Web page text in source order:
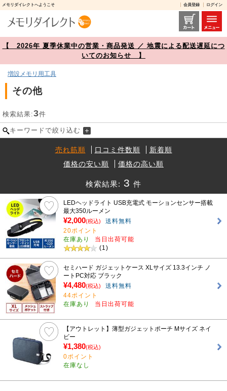
メモリダイレクトへようこそ 会員登録 ログイン
その他 商品一覧【メモリダイレクト】
【 2026年 夏季休業中の営業・商品発送 ／ 地震による配送遅延につ
いてのお知らせ 】
増設メモリ用工具
その他
検索結果:3件
キーワードで絞り込む
売れ筋順 口コミ件数順
新着順
価格の安い順
価格の高い順
検索結果: 3 件
LEDヘッドライト USB充電式 モーションセンサー搭載
最大350ルーメン
¥2,000(税込)
送料無料
20ポイント
在庫あり
当日出荷可能
(1)
セミハード ガジェットケース XLサイズ 13.3インチ ノ
ートPC対応 ブラック
¥4,480(税込)
送料無料
44ポイント
在庫あり
当日出荷可能
【アウトレット】薄型ガジェットポーチ Mサイズ ネイ
ビー
¥1,380(税込)
0ポイント
在庫なし